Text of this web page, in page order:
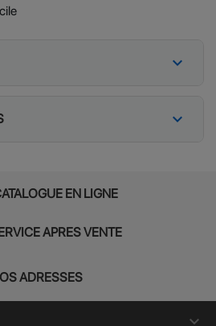
expand_more
expand_more
EN LIGNE
APRES VENTE
ADRESSES